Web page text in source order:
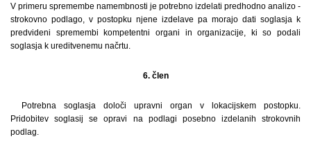
V primeru spremembe namembnosti je potrebno izdelati predhodno analizo -
strokovno podlago, v postopku njene izdelave pa morajo dati soglasja k
predvideni spremembi kompetentni organi in organizacije, ki so podali
soglasja k ureditvenemu načrtu.
6. člen
Potrebna soglasja določi upravni organ v lokacijskem postopku.
Pridobitev soglasij se opravi na podlagi posebno izdelanih strokovnih
podlag.